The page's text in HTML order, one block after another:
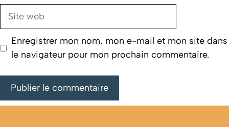
Site
Enregistrer mon nom, mon e-mail et mon site dans
le navigateur pour mon prochain commentaire.